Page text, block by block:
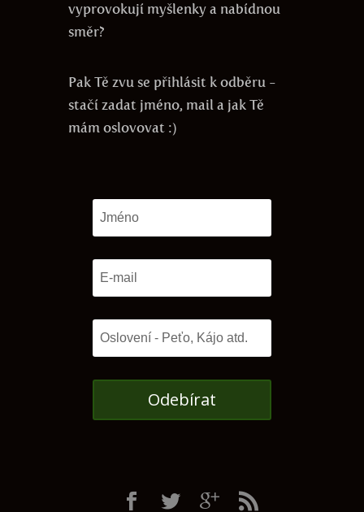
vyprovokují myšlenky a nabídnou
směr?
Pak Tě zvu se přihlásit k odběru -
stačí zadat jméno, mail a jak Tě
mám oslovovat :)
Odebírat